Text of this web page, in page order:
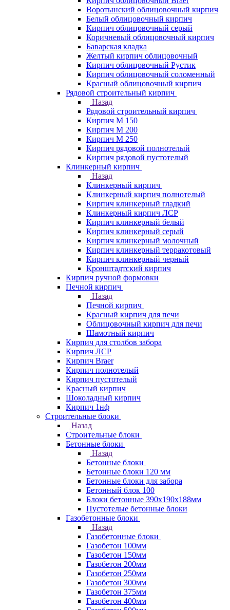
Воротынский облицовочный кирпич
Белый облицовочный кирпич
Кирпич облицовочный серый
Коричневый облицовочный кирпич
Баварская кладка
Желтый кирпич облицовочный
Кирпич облицовочный Рустик
Кирпич облицовочный соломенный
Красный облицовочный кирпич
Рядовой строительный кирпич
Назад
Рядовой строительный кирпич
Кирпич М 150
Кирпич М 200
Кирпич М 250
Кирпич рядовой полнотелый
Кирпич рядовой пустотелый
Клинкерный кирпич
Назад
Клинкерный кирпич
Клинкерный кирпич полнотелый
Кирпич клинкерный гладкий
Клинкерный кирпич ЛСР
Кирпич клинкерный белый
Кирпич клинкерный серый
Кирпич клинкерный молочный
Кирпич клинкерный терракотовый
Кирпич клинкерный черный
Кронштадтский кирпич
Кирпич ручной формовки
Печной кирпич
Назад
Печной кирпич
Красный кирпич для печи
Облицовочный кирпич для печи
Шамотный кирпич
Кирпич для столбов забора
Кирпич ЛСР
Кирпич Braer
Кирпич полнотелый
Кирпич пустотелый
Красный кирпич
Шоколадный кирпич
Кирпич 1нф
Строительные блоки
Назад
Строительные блоки
Бетонные блоки
Назад
Бетонные блоки
Бетонные блоки 120 мм
Бетонные блоки для забора
Бетонный блок 100
Блоки бетонные 390х190х188мм
Пустотелые бетонные блоки
Газобетонные блоки
Назад
Газобетонные блоки
Газобетон 100мм
Газобетон 150мм
Газобетон 200мм
Газобетон 250мм
Газобетон 300мм
Газобетон 375мм
Газобетон 400мм